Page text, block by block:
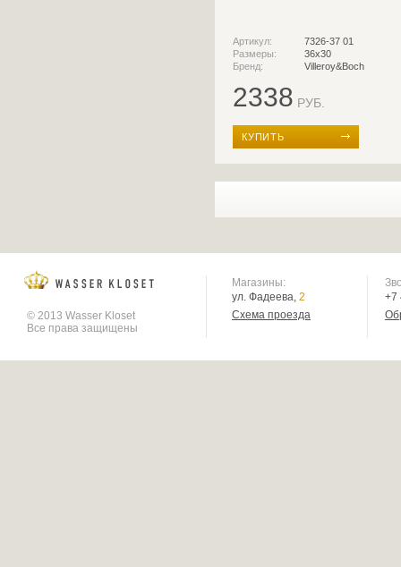
Артикул:
7326-37 01
Размеры:
36x30
Бренд:
Villeroy&Boch
2338 РУБ.
КУПИТЬ
© 2013 Wasser Kloset
Все права защищены
Магазины:
ул. Фадеева, 2
Схема проезда
+7